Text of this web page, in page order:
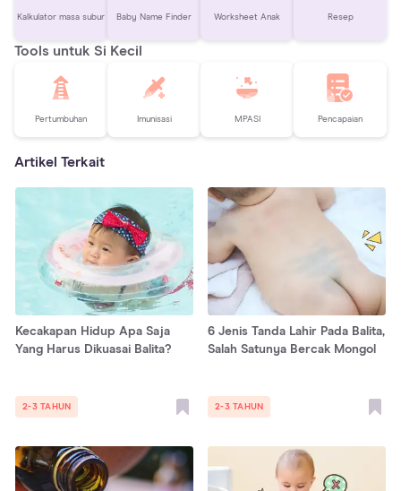
Kalkulator masa subur Baby Name Finder Worksheet Anak Resep
Tools untuk Si Kecil
Pertumbuhan Imunisasi MPASI Pencapaian
Artikel Terkait
Kecakapan Hidup Apa Saja
Yang Harus Dikuasai Balita?
2-3 TAHUN
6 Jenis Tanda Lahir Pada Balita,
Salah Satunya Bercak Mongol
2-3 TAHUN